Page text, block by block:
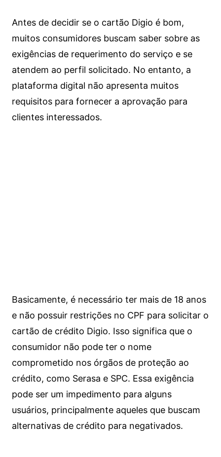
Antes de decidir se o cartão Digio é bom,
muitos consumidores buscam saber sobre as
exigências de requerimento do serviço e se
atendem ao perfil solicitado. No entanto, a
plataforma digital não apresenta muitos
requisitos para fornecer a aprovação para
clientes interessados.
Basicamente, é necessário ter mais de 18 anos
e não possuir restrições no CPF para solicitar o
cartão de crédito Digio. Isso significa que o
consumidor não pode ter o nome
comprometido nos órgãos de proteção ao
crédito, como Serasa e SPC. Essa exigência
pode ser um impedimento para alguns
usuários, principalmente aqueles que buscam
alternativas de crédito para negativados.